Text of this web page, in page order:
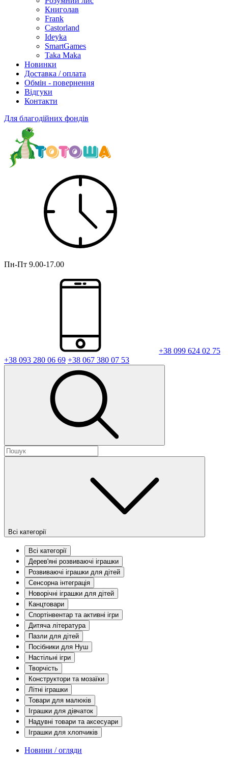
Книголав
Frank
Castorland
Ideyka
SmartGames
Taka Maka
Новинки
Доставка / оплата
Обмін - повернення
Відгуки
Контакти
Для благодійних фондів
Пн-Пт 9.00-17.00
+38 099 624 02 75
+38 093 280 06 69 +38 067 380 07 53
Всі категорії
Всі категорії
Дерев'яні розвиваючі іграшки
Розвиваючі іграшки для дітей
Сенсорна інтеграція
Новорічні іграшки для дітей
Канцтовари
Спортінвентар та активні ігри
Дитяча література
Пазли для дітей
Посібники для Нуш
Настільні ігри
Творчість
Конструктори та мозаїки
Літні іграшки
Товари для малюків
Іграшки для дівчаток
Надувні товари та аксесуари
Іграшки для хлопчиків
Новини / огляди